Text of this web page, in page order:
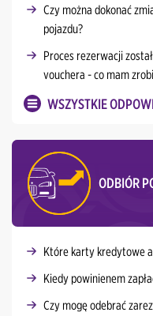
Czy można dokonać
pojazdu?
Proces rezerwacji
vouchera - co mam
WSZYSTKIE
ODBIÓR
Które karty kredytowe
Kiedy powinienem
Czy mogę odebrać